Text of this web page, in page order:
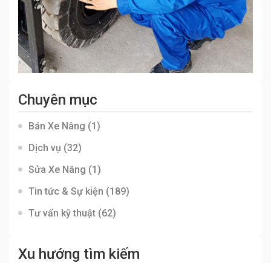
Chuyên mục
Bán Xe Nâng (1)
Dịch vụ (32)
Sửa Xe Nâng (1)
Tin tức & Sự kiện (189)
Tư vấn kỹ thuật (62)
Xu hướng tìm kiếm